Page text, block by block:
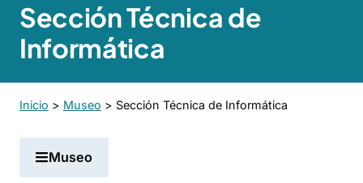
Sección Técnica de
Informática
Inicio > Museo > Sección Técnica de Informática
Museo